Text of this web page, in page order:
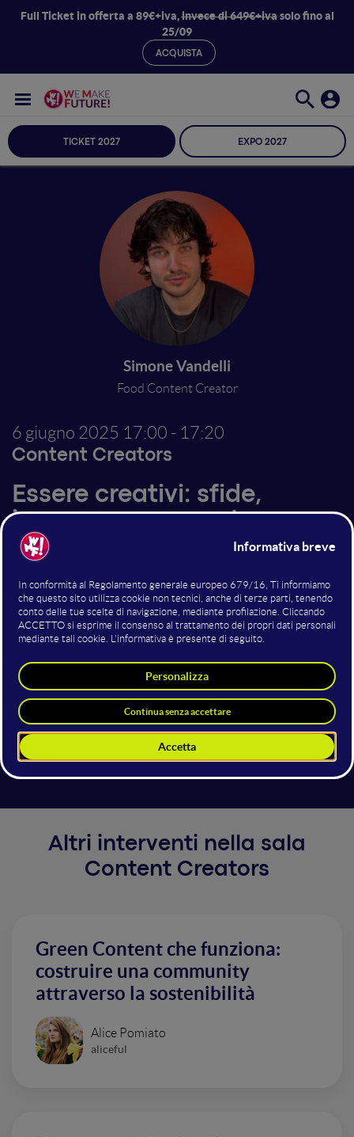
Full Ticket in offerta a 89€+iva,invece di 649€+ivasolo fino al
25/09
ACQUISTA
TICKET 2027 EXPO 2027
Simone Vandelli
Food Content Creator
6 giugno 2025 17:00 - 17:20
Content Creators
Essere creativi: sfide,
impegno e supporto
Iniziare un percorso sui social 12 anni fa significava
farlo per gioco, per passione o come passatempo. Oggi
gli obiettivi sono spesso diversi, come fama o
affermazione personale, ma non bisogna dimenticare
che essere creativi non è solo ispirazione ma anche
impegno quotidiano e costanza mentale. I piccoli
traguardi raggiunti alimentano la motivazione e
danno forza per superare i momenti più difficili, che
fanno sempre parte del cammino. Fondamentale è
vedersi in continua evoluzione, maturare ed essere
aperti a nuove sfide da affrontare.
Altri interventi nella sala
Content Creators
Green Content che funziona:
costruire una community
attraverso la sostenibilità
Alice Pomiato
aliceful